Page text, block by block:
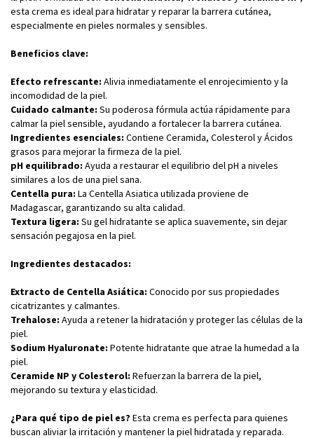
esta crema es ideal para hidratar y reparar la barrera cutánea,
especialmente en pieles normales y sensibles.
Beneficios clave:
Efecto refrescante: Alivia inmediatamente el enrojecimiento y la
incomodidad de la piel.
Cuidado calmante: Su poderosa fórmula actúa rápidamente para
calmar la piel sensible, ayudando a fortalecer la barrera cutánea.
Ingredientes esenciales: Contiene Ceramida, Colesterol y Ácidos
grasos para mejorar la firmeza de la piel.
pH equilibrado: Ayuda a restaurar el equilibrio del pH a niveles
similares a los de una piel sana.
Centella pura: La Centella Asiatica utilizada proviene de
Madagascar, garantizando su alta calidad.
Textura ligera: Su gel hidratante se aplica suavemente, sin dejar
sensación pegajosa en la piel.
Ingredientes destacados:
Extracto de Centella Asiática: Conocido por sus propiedades
cicatrizantes y calmantes.
Trehalose: Ayuda a retener la hidratación y proteger las células de la
piel.
Sodium Hyaluronate: Potente hidratante que atrae la humedad a la
piel.
Ceramide NP y Colesterol: Refuerzan la barrera de la piel,
mejorando su textura y elasticidad.
¿Para qué tipo de piel es? Esta crema es perfecta para quienes
buscan aliviar la irritación y mantener la piel hidratada y reparada.